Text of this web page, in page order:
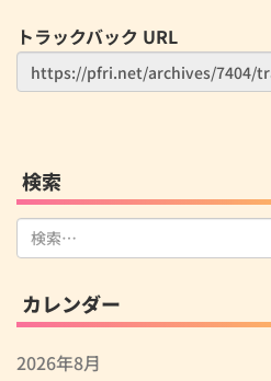
トラックバック URL
検索
検
索:
カレンダー
2026年8月